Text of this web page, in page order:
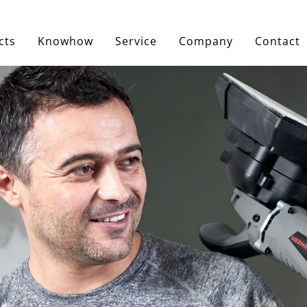
Knowhow Service Company Contact